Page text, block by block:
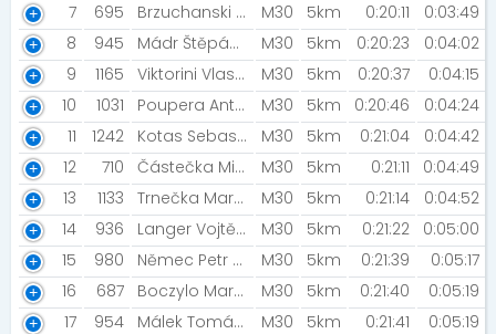
7
695 Brzuchanski Lukáš M30 5km 0:20:11
0:03:49
8
945 Mádr Štěpán [Senzoři] M30 5km 0:20:23
0:04:02
9
1165 Viktorini Vlastimil [MK Seitl Ostrava] M30 5km 0:20:37
0:04:15
10
1031 Poupera Antonín M30 5km 0:20:46
0:04:24
11
1242 Kotas Sebastian M30 5km 0:21:04
0:04:42
12
710 Částečka Michal M30 5km 0:21:11
0:04:49
13
1133 Trnečka Martin M30 5km 0:21:14
0:04:52
14
936 Langer Vojtěch M30 5km 0:21:22
0:05:00
15
980 Němec Petr [DÁŠA2024] M30 5km 0:21:39
0:05:17
16
687 Boczylo Martin [Nutrend ] M30 5km 0:21:40
0:05:19
17
954 Málek Tomáš [Otrokovická Honírna] M30 5km 0:21:41
0:05:19